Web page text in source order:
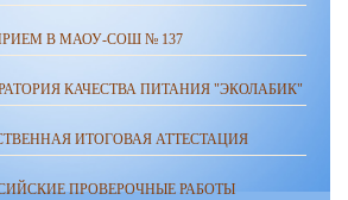
В МАОУ-СОШ № 137
КАЧЕСТВА ПИТАНИЯ "ЭКОЛАБИК"
ИТОГОВАЯ АТТЕСТАЦИЯ
ПРОВЕРОЧНЫЕ РАБОТЫ